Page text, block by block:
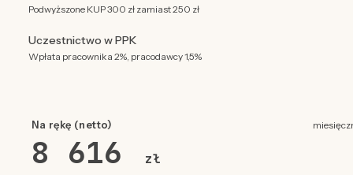
Podwyższone KUP 300 zł zamiast 250 zł
Uczestnictwo w PPK
Wpłata pracownika 2%, pracodawcy 1,5%
Na rękę (netto)
8 616 zł